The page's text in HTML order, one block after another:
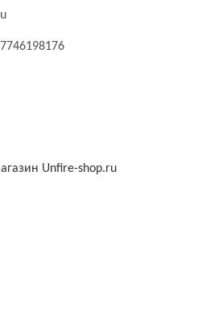
Unfire-shop.ru